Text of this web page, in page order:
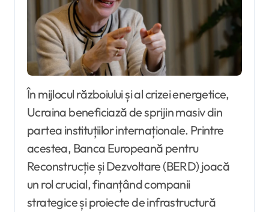
În mijlocul războiului și al crizei energetice,
Ucraina beneficiază de sprijin masiv din
partea instituțiilor internaționale. Printre
acestea, Banca Europeană pentru
Reconstrucție și Dezvoltare (BERD) joacă
un rol crucial, finanțând companii
strategice și proiecte de infrastructură